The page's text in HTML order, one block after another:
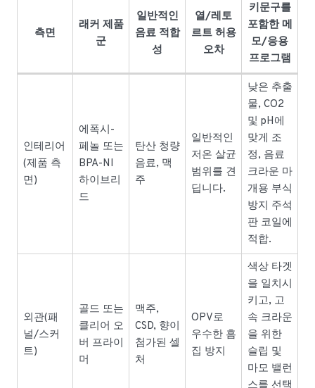
측면
래커 제품
군
일반적인
음료 적합
성
열/레토
르트 허용
오차
키문구를
포함한 메
모/응용
프로그램
인테리어
(제품 측
면)
에폭시-
페놀 또는
BPA-NI
하이브리
드
탄산 청량
음료, 맥
주
일반적인
저온 살균
범위를 견
딥니다.
낮은 추출
물, CO2
및 pH에
맞게 조
정, 음료
크라운 마
개용 부식
방지 주석
판 코일에
적합.
외관(패
널/스커
트)
골드 또는
클리어 오
버 프라이
머
맥주,
CSD, 향이
첨가된 셀
처
OPV로
우수한 흠
집 방지
색상 타겟
을 일치시
키고, 고
속 크라운
을 위한
슬립 및
마모 밸런
스를 선택